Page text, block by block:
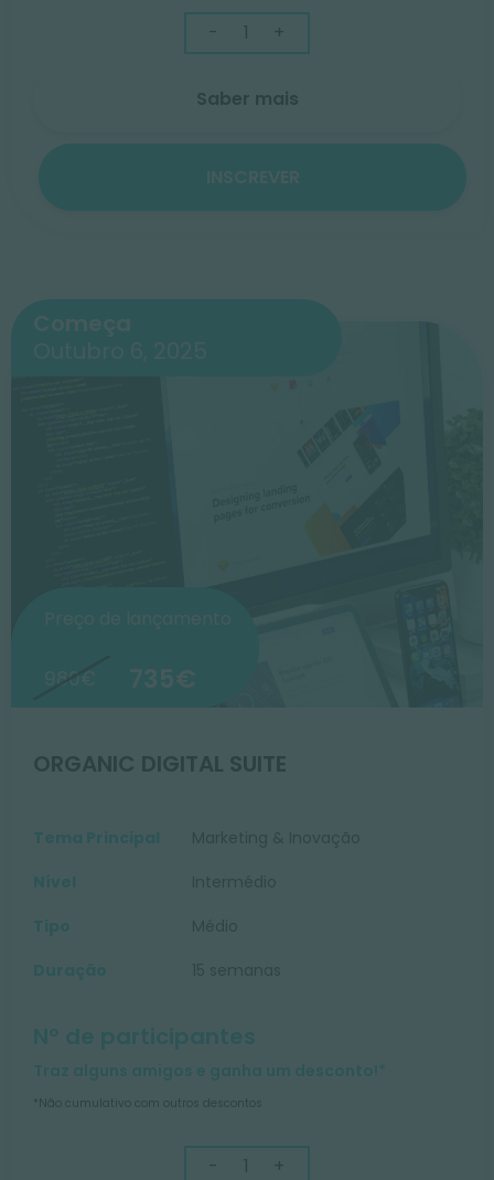
- +
Saber mais
INSCREVER
Começa
Outubro 6, 2025
Preço de lançamento
980€ 735€
ORGANIC DIGITAL SUITE
Tema Principal
Nível
Tipo
Duração
Nº de participantes
Traz alguns amigos e ganha um desconto!*
*Não cumulativo com outros descontos
- +